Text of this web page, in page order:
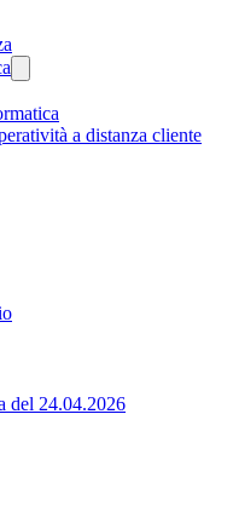
a distanza cliente
del 24.04.2026